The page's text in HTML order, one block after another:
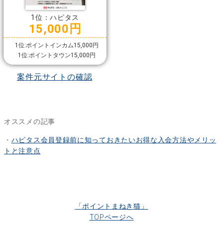
1位：ハピタス
15,000円
1位:ポイントインカム15,000円
1位:ポイントタウン15,000円
案件元サイトの確認
オススメの記事
・ ハピタス会員登録前に知っておきたいお得な入会方法やメリッ
トと注意点
「ポイントまねき猫」
TOPページへ